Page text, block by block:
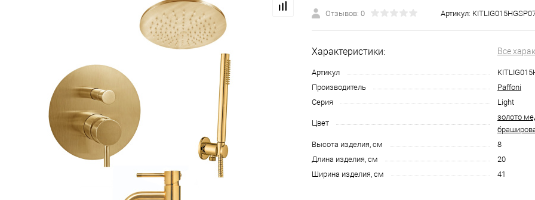
Отзывов: 0 Артикул:
Характеристики: Все
Артикул
Производитель
Paffoni
Серия
Light
Цвет
золото
Высота изделия, см
8
Длина изделия, см
20
Ширина изделия, см
41